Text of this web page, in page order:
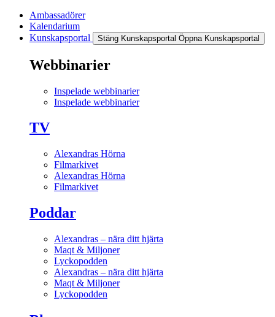
Ambassadörer
Kalendarium
Kunskapsportal
Stäng Kunskapsportal Öppna Kunskapsportal
Webbinarier
Inspelade webbinarier
Inspelade webbinarier
TV
Alexandras Hörna
Filmarkivet
Alexandras Hörna
Filmarkivet
Poddar
Alexandras – nära ditt hjärta
Maqt & Miljoner
Lyckopodden
Alexandras – nära ditt hjärta
Maqt & Miljoner
Lyckopodden